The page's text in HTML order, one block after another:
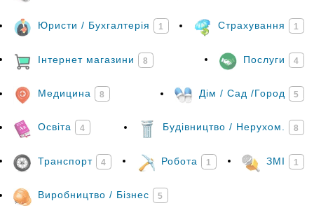
Юристи / Бухгалтерія 1 Страхування 1
Інтернет магазини 8 Послуги 4
Медицина 8 Дім / Сад /Город 5
Освіта 4 Будівництво / Нерухом. 8
Транспорт 4 Робота 1 ЗМІ 1
Виробництво / Бізнес 5